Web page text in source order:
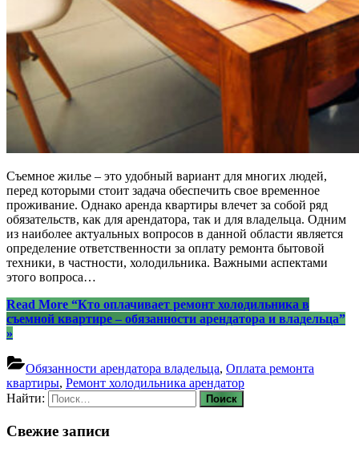
Съемное жилье – это удобный вариант для многих людей,
перед которыми стоит задача обеспечить свое временное
проживание. Однако аренда квартиры влечет за собой ряд
обязательств, как для арендатора, так и для владельца. Одним
из наиболее актуальных вопросов в данной области является
определение ответственности за оплату ремонта бытовой
техники, в частности, холодильника. Важными аспектами
этого вопроса…
Read More “Кто оплачивает ремонт холодильника в
съемной квартире – обязанности арендатора и владельца”
»
Обязанности арендатора владельца, Оплата ремонта
квартиры, Ремонт холодильника арендатор
Найти:
Свежие записи